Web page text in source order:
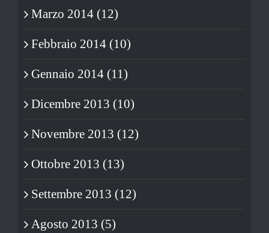
Marzo 2014 (12)
Febbraio 2014 (10)
Gennaio 2014 (11)
Dicembre 2013 (10)
Novembre 2013 (12)
Ottobre 2013 (13)
Settembre 2013 (12)
Agosto 2013 (5)